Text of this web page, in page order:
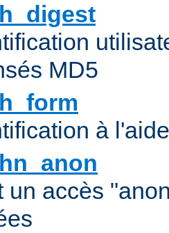
MD5
à
un accès